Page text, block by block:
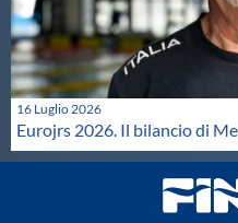
16 Luglio 2026
Eurojrs 2026. Il bilancio di